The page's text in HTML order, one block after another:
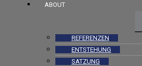
ABOUT
REFERENZEN
ENTSTEHUNG
SATZUNG